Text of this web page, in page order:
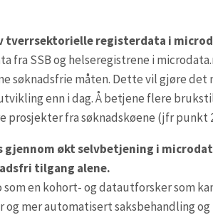
tverrsektorielle registerdata i
fra SSB og helseregistrene i
søknadsfrie måten. Dette vil gjøre det
enn i dag. Å betjene flere
prosjekter fra søknadskøene (jfr punkt
gjennom økt selvbetjening i
tilgang alene.
en kohort- og datautforsker som
og mer automatisert saksbehandling